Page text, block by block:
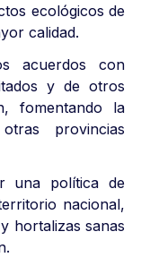
ecológicos de
calidad.
acuerdos con
y de otros
fomentando la
provincias
una política de
nacional,
hortalizas sanas